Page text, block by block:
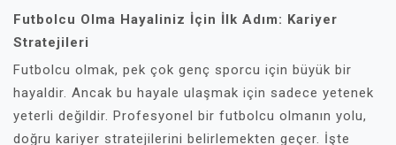
Futbolcu Olma Hayaliniz İçin İlk Adım: Kariyer
Stratejileri
Futbolcu olmak, pek çok genç sporcu için büyük bir
hayaldir. Ancak bu hayale ulaşmak için sadece yetenek
yeterli değildir. Profesyonel bir futbolcu olmanın yolu,
doğru kariyer stratejilerini belirlemekten geçer. İşte